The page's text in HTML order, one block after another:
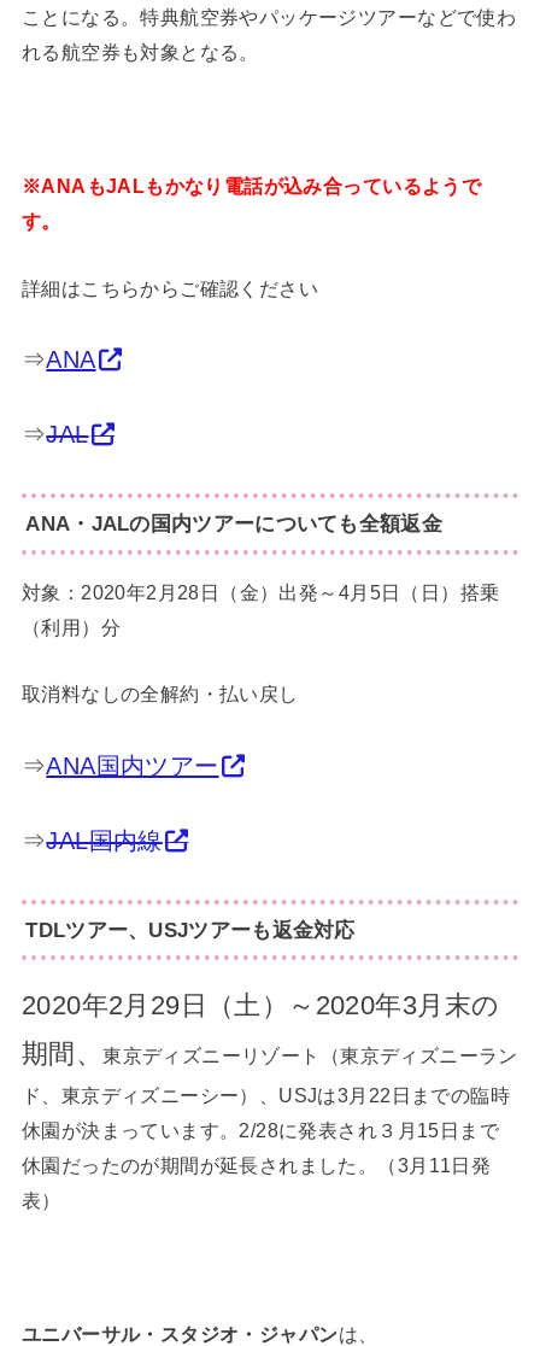
ことになる。特典航空券やパッケージツアーなどで使わ
れる航空券も対象となる。
※ANAもJALもかなり電話が込み合っているようで
す。
詳細はこちらからご確認ください
⇒ANA
⇒JAL
ANA・JALの国内ツアーについても全額返金
対象：2020年2月28日（金）出発～4月5日（日）搭乗
（利用）分
取消料なしの全解約・払い戻し
⇒ANA国内ツアー
⇒JAL国内線
TDLツアー、USJツアーも返金対応
2020年2月29日（土）～2020年3月末の
期間、東京ディズニーリゾート（東京ディズニーラン
ド、東京ディズニーシー）、USJは3月22日までの臨時
休園が決まっています。2/28に発表され３月15日まで
休園だったのが期間が延長されました。（3月11日発
表）
ユニバーサル・スタジオ・ジャパンは、